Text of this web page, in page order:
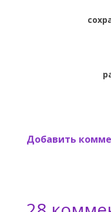
Добавить